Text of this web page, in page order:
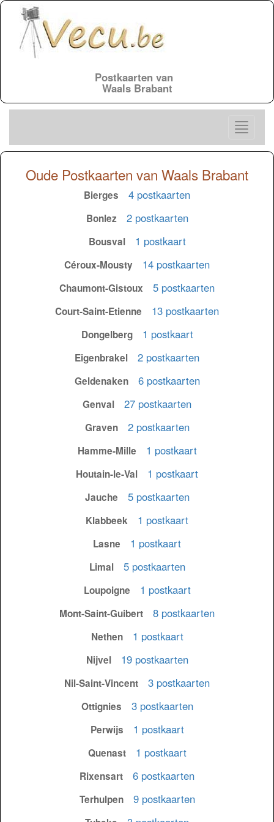
Postkaarten van
Waals Brabant
Oude Postkaarten van Waals Brabant
Bierges 4 postkaarten
Bonlez 2 postkaarten
Bousval 1 postkaart
Céroux-Mousty 14 postkaarten
Chaumont-Gistoux 5 postkaarten
Court-Saint-Etienne 13 postkaarten
Dongelberg 1 postkaart
Eigenbrakel 2 postkaarten
Geldenaken 6 postkaarten
Genval 27 postkaarten
Graven 2 postkaarten
Hamme-Mille 1 postkaart
Houtain-le-Val 1 postkaart
Jauche 5 postkaarten
Klabbeek 1 postkaart
Lasne 1 postkaart
Limal 5 postkaarten
Loupoigne 1 postkaart
Mont-Saint-Guibert 8 postkaarten
Nethen 1 postkaart
Nijvel 19 postkaarten
Nil-Saint-Vincent 3 postkaarten
Ottignies 3 postkaarten
Perwijs 1 postkaart
Quenast 1 postkaart
Rixensart 6 postkaarten
Terhulpen 9 postkaarten